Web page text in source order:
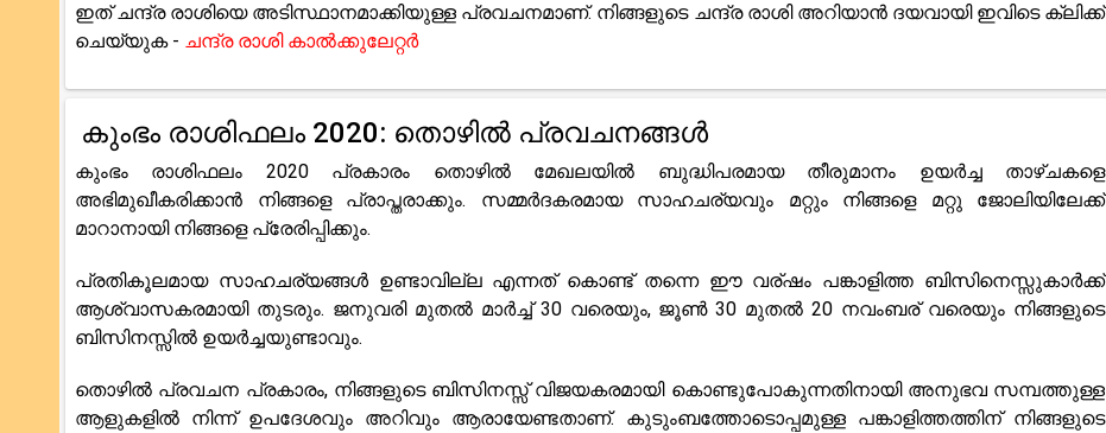
ഇത് ചന്ദ്ര രാശിയെ അടിസ്ഥാനമാക്കിയുള്ള പ്രവചനമാണ്. നിങ്ങളുടെ ചന്ദ്ര രാശി അറിയാൻ ദയവായി ഇവിടെ ക്ലിക്ക്
ചെയ്യുക - ചന്ദ്ര രാശി കാൽക്കുലേറ്റർ
കുംഭം രാശിഫലം 2020: തൊഴിൽ പ്രവചനങ്ങൾ
കുംഭം രാശിഫലം 2020 പ്രകാരം തൊഴിൽ മേഖലയിൽ ബുദ്ധിപരമായ തീരുമാനം ഉയർച്ച താഴ്ചകളെ
അഭിമുഖീകരിക്കാൻ നിങ്ങളെ പ്രാപ്തരാക്കും. സമ്മർദകരമായ സാഹചര്യവും മറ്റും നിങ്ങളെ മറ്റു ജോലിയിലേക്ക്
മാറാനായി നിങ്ങളെ പ്രേരിപ്പിക്കും.
പ്രതികൂലമായ സാഹചര്യങ്ങൾ ഉണ്ടാവില്ല എന്നത് കൊണ്ട് തന്നെ ഈ വര്ഷം പങ്കാളിത്ത ബിസിനെസ്സുകാർക്ക്
ആശ്വാസകരമായി തുടരും. ജനുവരി മുതൽ മാർച്ച് 30 വരെയും, ജൂൺ 30 മുതൽ 20 നവംബര് വരെയും നിങ്ങളുടെ
ബിസിനസ്സിൽ ഉയർച്ചയുണ്ടാവും.
തൊഴിൽ പ്രവചന പ്രകാരം, നിങ്ങളുടെ ബിസിനസ്സ് വിജയകരമായി കൊണ്ടുപോകുന്നതിനായി അനുഭവ സമ്പത്തുള്ള
ആളുകളിൽ നിന്ന് ഉപദേശവും അറിവും ആരായേണ്ടതാണ്. കുടുംബത്തോടൊപ്പമുള്ള പങ്കാളിത്തത്തിന് നിങ്ങളുടെ